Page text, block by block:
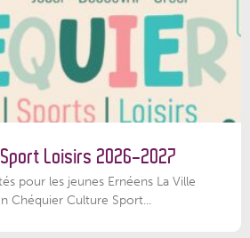
Loisirs 2026-2027
pour les jeunes Ernéens La Ville
Chéquier Culture Sport...